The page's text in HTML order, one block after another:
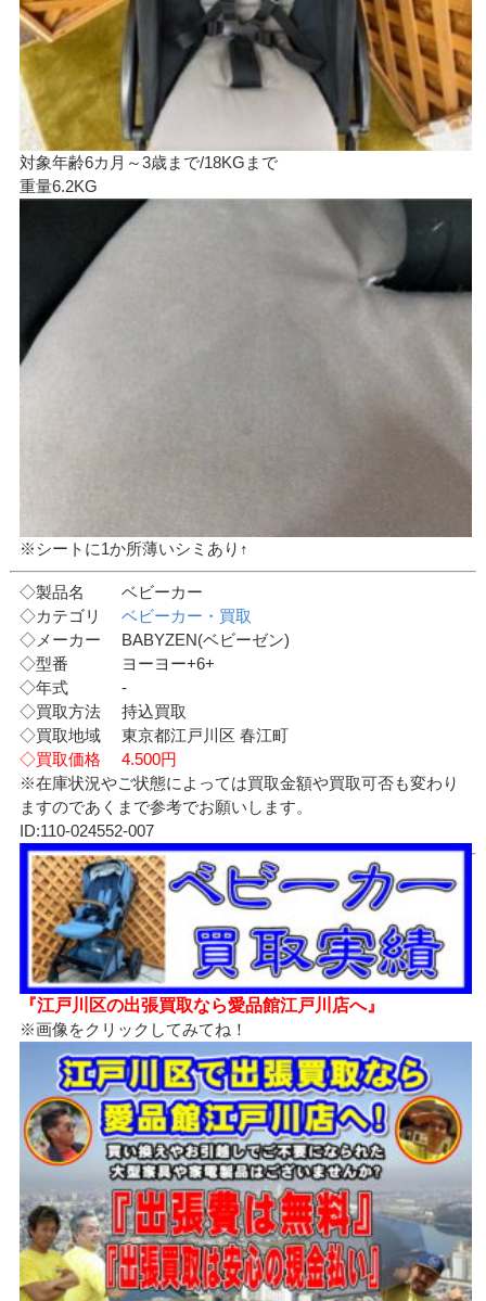
対象年齢6カ月～3歳まで/18KGまで
重量6.2KG
※シートに1か所薄いシミあり↑
◇製品名 ベビーカー
◇カテゴリベビーカー・買取
◇メーカー BABYZEN(ベビーゼン)
◇型番 ヨーヨー+6+
◇年式 -
◇買取方法 持込買取
◇買取地域 東京都江戸川区 春江町
◇買取価格 4.500円
※在庫状況やご状態によっては買取金額や買取可否も変わり
ますのであくまで参考でお願いします。
ID:110-024552-007
『江戸川区の出張買取なら愛品館江戸川店へ』
※画像をクリックしてみてね！